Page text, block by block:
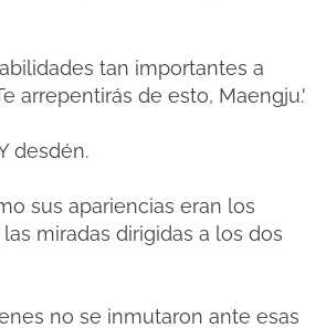
tan importantes a
arrepentirás de esto, Maengju.'
desdén.
sus apariencias eran los
miradas dirigidas a los dos
no se inmutaron ante esas